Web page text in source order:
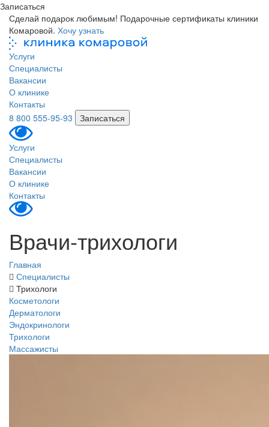
Записаться
Сделай подарок любимым! Подарочные сертификаты клиники
Комаровой. Хочу узнать
Услуги
Специалисты
Вакансии
О клинике
Контакты
8 800 555-95-93
Записаться
Услуги
Специалисты
Вакансии
О клинике
Контакты
Врачи-трихологи
Главная
Специалисты
Трихологи
Косметологи
Дерматологи
Эндокринологи
Трихологи
Массажисты